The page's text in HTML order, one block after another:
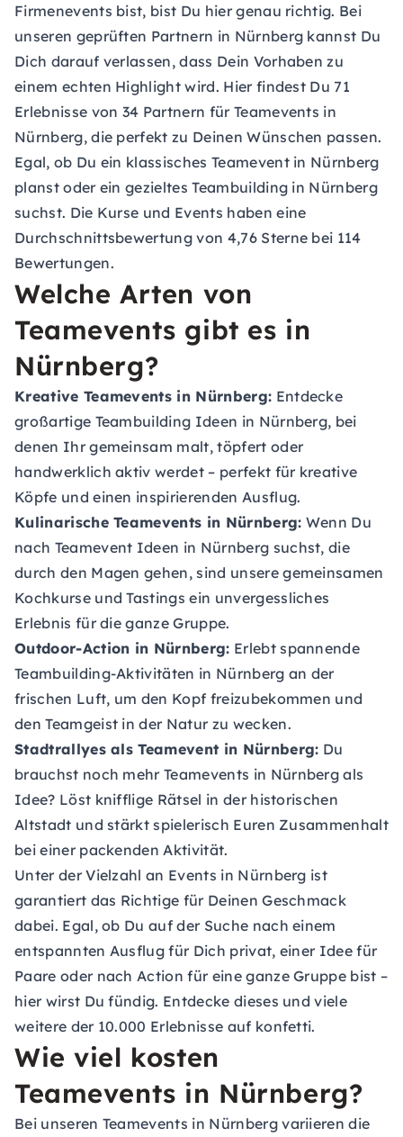
Firmenevents bist, bist Du hier genau richtig. Bei
unseren geprüften Partnern in Nürnberg kannst Du
Dich darauf verlassen, dass Dein Vorhaben zu
einem echten Highlight wird. Hier findest Du 71
Erlebnisse von 34 Partnern für Teamevents in
Nürnberg, die perfekt zu Deinen Wünschen passen.
Egal, ob Du ein klassisches Teamevent in Nürnberg
planst oder ein gezieltes Teambuilding in Nürnberg
suchst. Die Kurse und Events haben eine
Durchschnittsbewertung von 4,76 Sterne bei 114
Bewertungen.
Welche Arten von
Teamevents gibt es in
Nürnberg?
Kreative Teamevents in Nürnberg: Entdecke
großartige Teambuilding Ideen in Nürnberg, bei
denen Ihr gemeinsam malt, töpfert oder
handwerklich aktiv werdet – perfekt für kreative
Köpfe und einen inspirierenden Ausflug.
Kulinarische Teamevents in Nürnberg: Wenn Du
nach Teamevent Ideen in Nürnberg suchst, die
durch den Magen gehen, sind unsere gemeinsamen
Kochkurse und Tastings ein unvergessliches
Erlebnis für die ganze Gruppe.
Outdoor-Action in Nürnberg: Erlebt spannende
Teambuilding-Aktivitäten in Nürnberg an der
frischen Luft, um den Kopf freizubekommen und
den Teamgeist in der Natur zu wecken.
Stadtrallyes als Teamevent in Nürnberg: Du
brauchst noch mehr Teamevents in Nürnberg als
Idee? Löst knifflige Rätsel in der historischen
Altstadt und stärkt spielerisch Euren Zusammenhalt
bei einer packenden Aktivität.
Unter der Vielzahl an Events in Nürnberg ist
garantiert das Richtige für Deinen Geschmack
dabei. Egal, ob Du auf der Suche nach einem
entspannten Ausflug für Dich privat, einer Idee für
Paare oder nach Action für eine ganze Gruppe bist –
hier wirst Du fündig. Entdecke dieses und viele
weitere der 10.000 Erlebnisse auf konfetti.
Wie viel kosten
Teamevents in Nürnberg?
Bei unseren Teamevents in Nürnberg variieren die